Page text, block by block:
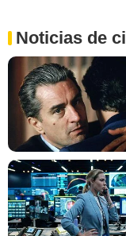
Noticias de